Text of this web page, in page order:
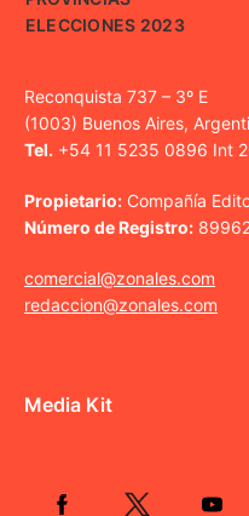
ELECCIONES 2023
Reconquista 737 – 3º E
(1003) Buenos Aires,
Tel. +54 11 5235 0896 Int
Propietario: Compañía
Número de Registro:
comercial@zonales.com
redaccion@zonales.com
Media Kit